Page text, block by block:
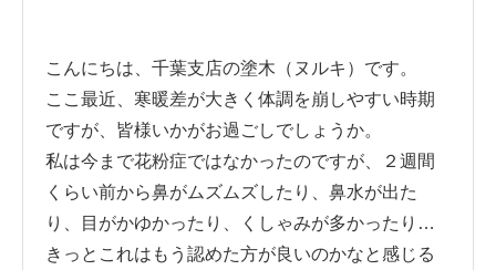
こんにちは、千葉支店の塗木（ヌルキ）です。
ここ最近、寒暖差が大きく体調を崩しやすい時期
ですが、皆様いかがお過ごしでしょうか。
私は今まで花粉症ではなかったのですが、２週間
くらい前から鼻がムズムズしたり、鼻水が出た
り、目がかゆかったり、くしゃみが多かったり…
きっとこれはもう認めた方が良いのかなと感じる